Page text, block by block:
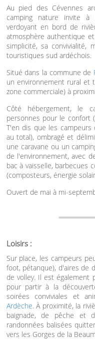
Au pied des Cévennes
camping nature invite
verdoyant en bord de
atmosphère authentique
simplicité, sa convivialité,
touristiques sud ardéchois.
Situé dans la commune de
un environnement rural et
zone commerciale) à
Côté hébergement, le
personnes pour le confort
T'en dis que les
au total), ombragé et
une caravane ou un
de l'environnement, avec
bac à vaisselle, barbecues
(composteurs, énergie
Ouvert de mai à mi-
Loisirs :
Sur place, les campeurs
foot, pétanque), d'aires de
de volley. Il est également
pour partir à la
soirées conviviales et
Ardèche. À proximité, la
baignade, de pêche et
randonnées balisées
vers les Gorges de la